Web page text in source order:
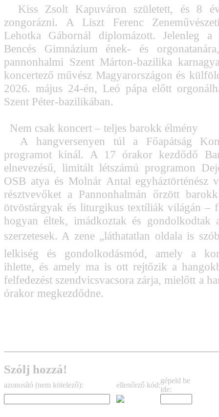
Kiss Zsolt Kapuváron született, és 8
zongorázni. A Liszt Ferenc
Lehotka Gábornál diplomázott. Jelenleg a
Bencés Gimnázium ének- és
pannonhalmi Szent Márton-bazilika
koncertező művész Magyarországon és
2026. május 24-én, Leó pápa előtt
Szent Péter-bazilikában.
Nem csak koncert – teljes barokk élmény
A hangversenyen túl a Főapátság
programot kínál. A 17 órakor kezdődő
elnevezésű, limitált létszámú programon
OSB atya és Molnár Antal egyháztörténész
résztvevőket a Pannonhalmán őrzött
ötvöstárgyak és liturgikus textíliák világán –
hogyan éltek, imádkoztak és gondolkodtak
szerzetesek. A zene „láthatatlan oldala is
lelkiség és gondolkodásmód, amely a
ihlette, és amely ma is ott rejtőzik a
felfedezést szendvicsvacsora zárja, mielőtt a
órakor megkezdődne.
Szólj hozzá!
azonosító (nem kötelező): ellenőrző kód:
gépeld be
ide: